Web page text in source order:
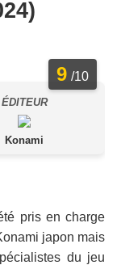
VIDÉO
ESPACE
MEMBRE
9 /10
ÉDITEUR
Konami
pris en charge
japon mais
du jeu